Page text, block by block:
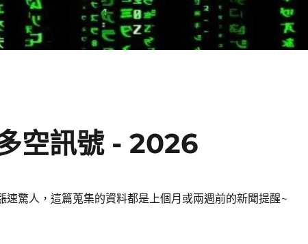
空訊號 - 2026
速驚人，這篇蒐集的資料都是上個月或兩週前的新聞提醒~